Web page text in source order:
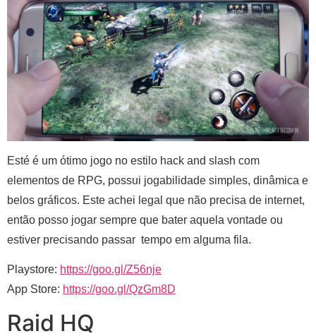
Esté é um ótimo jogo no estilo hack and slash com
elementos de RPG, possui jogabilidade simples, dinâmica e
belos gráficos. Este achei legal que não precisa de internet,
então posso jogar sempre que bater aquela vontade ou
estiver precisando passar tempo em alguma fila.
Playstore: https://goo.gl/Z56nje
App Store: https://goo.gl/QzGm8D
Raid HQ